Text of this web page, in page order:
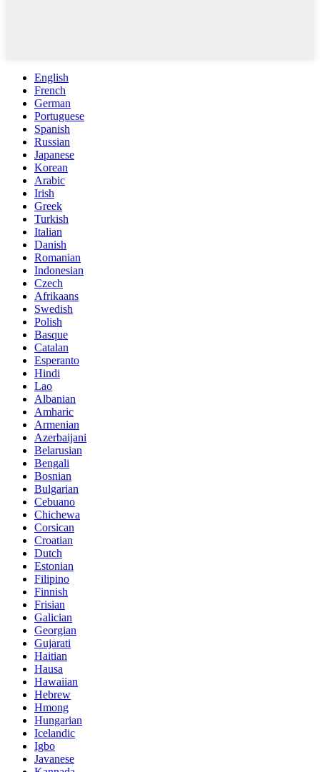
English
French
German
Portuguese
Spanish
Russian
Japanese
Korean
Arabic
Irish
Greek
Turkish
Italian
Danish
Romanian
Indonesian
Czech
Afrikaans
Swedish
Polish
Basque
Catalan
Esperanto
Hindi
Lao
Albanian
Amharic
Armenian
Azerbaijani
Belarusian
Bengali
Bosnian
Bulgarian
Cebuano
Chichewa
Corsican
Croatian
Dutch
Estonian
Filipino
Finnish
Frisian
Galician
Georgian
Gujarati
Haitian
Hausa
Hawaiian
Hebrew
Hmong
Hungarian
Icelandic
Igbo
Javanese